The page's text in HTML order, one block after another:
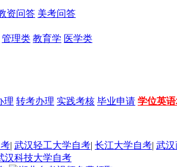
资问答 美考问答
管理类 教育学 医学类
理 转考办理 实践考核 毕业申请 学位英语
| 武汉轻工大学自考| 长江大学自考| 武
汉科技大学自考